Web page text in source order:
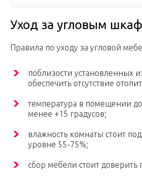
Уход за угловым
Правила по уходу за угловой
поблизости установленных
обеспечить отсутствие
температура в помещении
менее +15 градусов;
влажность комнаты стоит
уровне 55-75%;
сбор мебели стоит доверить